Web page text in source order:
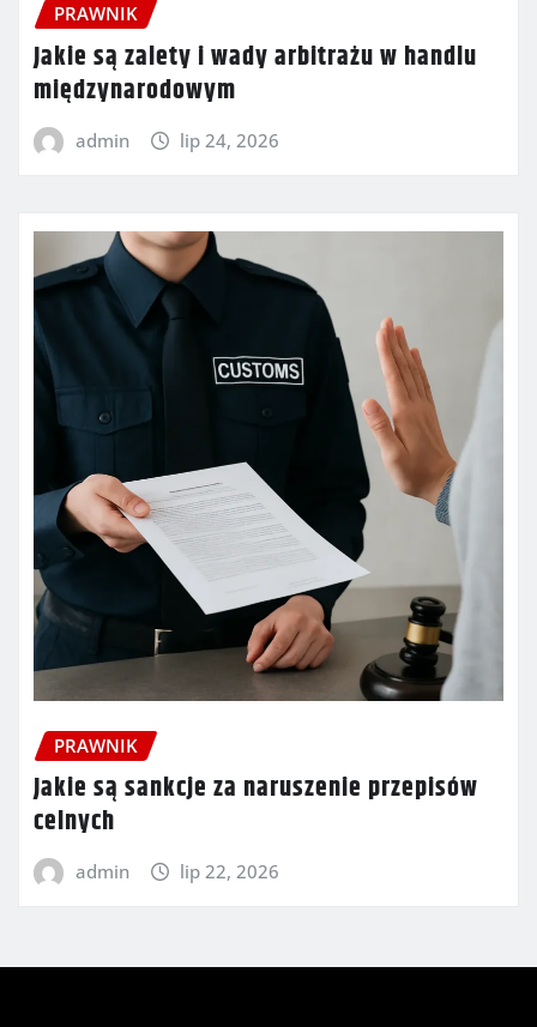
PRAWNIK
Jakie są zalety i wady arbitrażu w handlu
międzynarodowym
admin lip 24, 2026
PRAWNIK
Jakie są sankcje za naruszenie przepisów
celnych
admin lip 22, 2026